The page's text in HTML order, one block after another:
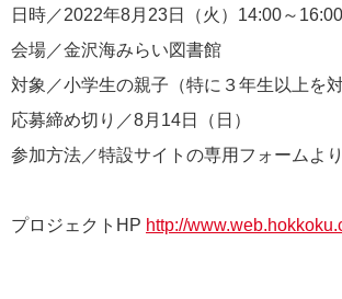
日時／2022年8月 23日（火） 14:00～ 16:00
会場／金沢海みらい図書館
対象／小学生の親子（特に３年生以上を対
応募締め切り／8月 14日（日）
参加方法／特設サイトの専用フォームよ
プロジェクトHP http://